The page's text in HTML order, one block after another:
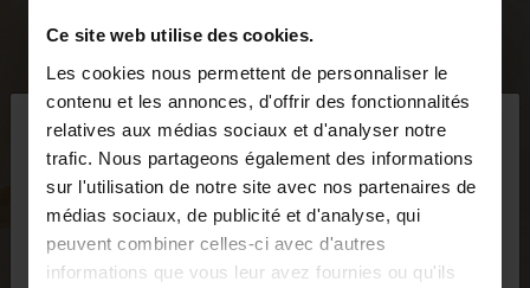
Ce site web utilise des cookies.
Les cookies nous permettent de personnaliser le
contenu et les annonces, d'offrir des fonctionnalités
relatives aux médias sociaux et d'analyser notre
trafic. Nous partageons également des informations
sur l'utilisation de notre site avec nos partenaires de
médias sociaux, de publicité et d'analyse, qui
peuvent combiner celles-ci avec d'autres
informations que vous leur avez fournies ou qu'ils
bonjour ×
Vous accédez au site depuis France. Voulez-vous
parcourir notre site au United States?